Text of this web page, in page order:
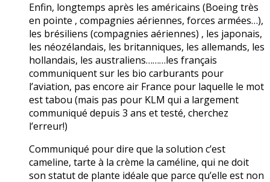
Enfin, longtemps après les américains (Boeing très
en pointe , compagnies aériennes, forces armées…),
les brésiliens (compagnies aériennes) , les japonais,
les néozélandais, les britanniques, les allemands, les
hollandais, les australiens………les français
communiquent sur les bio carburants pour
l’aviation, pas encore air France pour laquelle le mot
est tabou (mais pas pour KLM qui a largement
communiqué depuis 3 ans et testé, cherchez
l’erreur!)
Communiqué pour dire que la solution c’est
cameline, tarte à la crème la caméline, qui ne doit
son statut de plante idéale que parce qu’elle est non